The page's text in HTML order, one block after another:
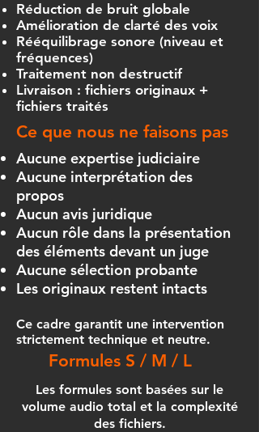
Réduction de bruit globale
Amélioration de clarté des voix
Rééquilibrage sonore (niveau et
fréquences)
Traitement non destructif
Livraison : fichiers originaux +
fichiers traités
Ce que nous ne faisons pas
Aucune expertise judiciaire
Aucune interprétation des
propos
Aucun avis juridique
Aucun rôle dans la présentation
des éléments devant un juge
Aucune sélection probante
Les originaux restent intacts
Ce cadre garantit une intervention
strictement technique et neutre.
Formules S / M / L
Les formules sont basées sur le
volume audio total et la complexité
des fichiers.